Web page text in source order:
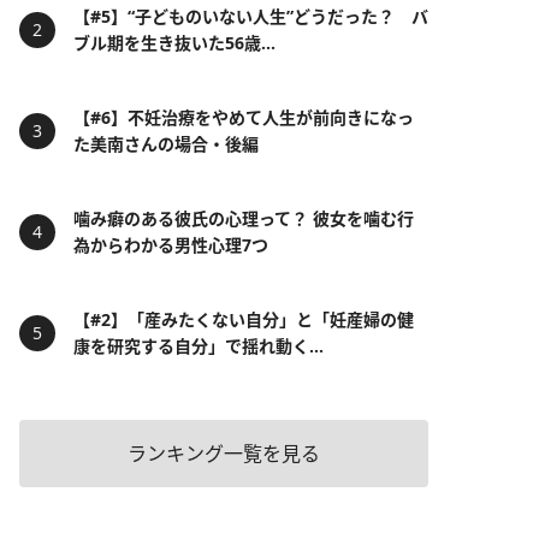
【#5】“子どものいない人生”どうだった？ バ
ブル期を生き抜いた56歳...
【#6】不妊治療をやめて人生が前向きになっ
た美南さんの場合・後編
噛み癖のある彼氏の心理って？ 彼女を噛む行
為からわかる男性心理7つ
【#2】「産みたくない自分」と「妊産婦の健
康を研究する自分」で揺れ動く...
ランキング一覧を見る